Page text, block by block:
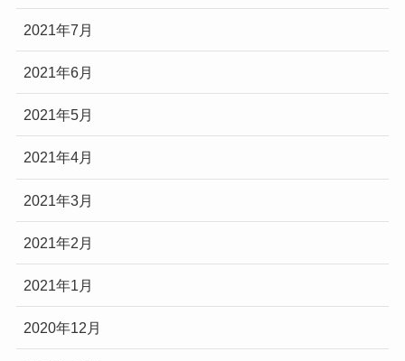
2021年7月
2021年6月
2021年5月
2021年4月
2021年3月
2021年2月
2021年1月
2020年12月